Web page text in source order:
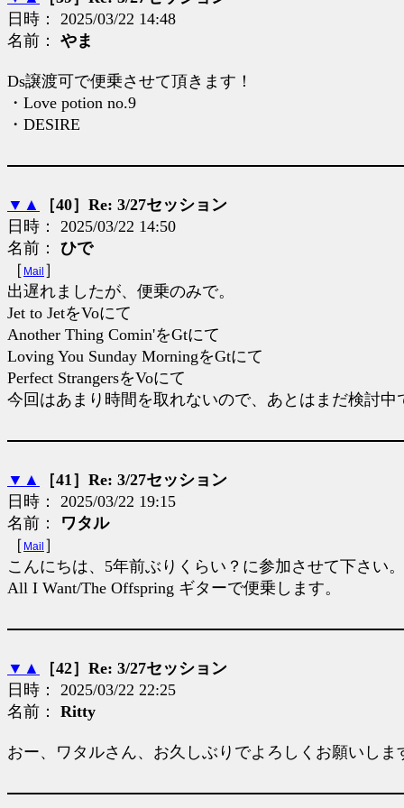
日時： 2025/03/22 14:48
名前： やま
Ds譲渡可で便乗させて頂きます！
・Love potion no.9
・DESIRE
▼ ▲
［40］Re: 3/27セッション
日時： 2025/03/22 14:50
名前： ひで
［ Mail ］
出遅れましたが、便乗のみで。
Jet to JetをVoにて
Another Thing Comin'をGtにて
Loving You Sunday MorningをGtにて
Perfect StrangersをVoにて
今回はあまり時間を取れないので、あとはまだ検討中
▼ ▲
［41］Re: 3/27セッション
日時： 2025/03/22 19:15
名前： ワタル
［ Mail ］
こんにちは、5年前ぶりくらい？に参加させて下さい。
All I Want/The Offspring ギターで便乗します。
▼ ▲
［42］Re: 3/27セッション
日時： 2025/03/22 22:25
名前： Ritty
おー、ワタルさん、お久しぶりでよろしくお願いしま